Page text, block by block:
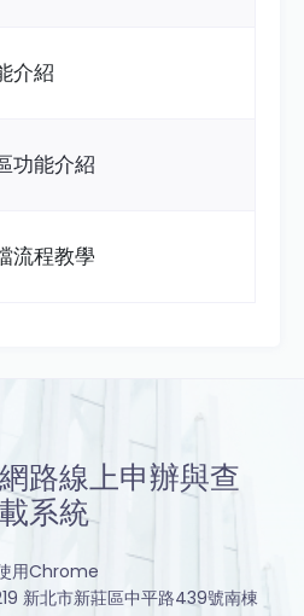
介紹
功能介紹
流程教學
路線上申辦與查
系統
用Chrome
新北市新莊區中平路439號南棟